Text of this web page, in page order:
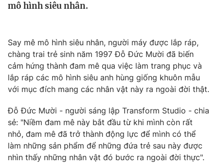
Tin tức
Câu chuyện quốc tế
Tài chính
Thị trường
Góc doanh nghiệp
Dữ liệu và đời sống
Truyền hình
Phim VTV
Hậu trường
Nhân vật
Khán giả
Điện ảnh
Âm nhạc
Sao
Đời sống
Du lịch
Giáo dục
mô hình siêu nhân.
Say mê mô hình siêu nhân, người máy được lắp ráp,
chàng trai trẻ sinh năm 1997 Đỗ Đức Mười đã biến
cảm hứng thành đam mê qua việc làm trang phục và
lắp ráp các mô hình siêu anh hùng giống khuôn mẫu
với mục đích mang các nhân vật này ra ngoài đời thật.
Đỗ Đức Mười - người sáng lập Transform Studio - chia
sẻ: "Niềm đam mê này bắt đầu từ khi mình còn rất
nhỏ, đam mê đã trở thành động lực để mình có thể
làm những sản phẩm để những đứa trẻ sau này được
nhìn thấy những nhân vật đó bước ra ngoài đời thực".